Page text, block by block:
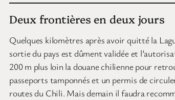
Deux frontières en deux jours
Quelques kilomètres après avoir quitté la
sortie du pays est dûment validée et
200 m plus loin la douane chilienne pour
passeports tamponnés et un permis de
routes du Chili. Mais demain il faudra